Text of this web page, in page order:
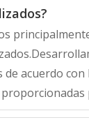
de acuerdo con